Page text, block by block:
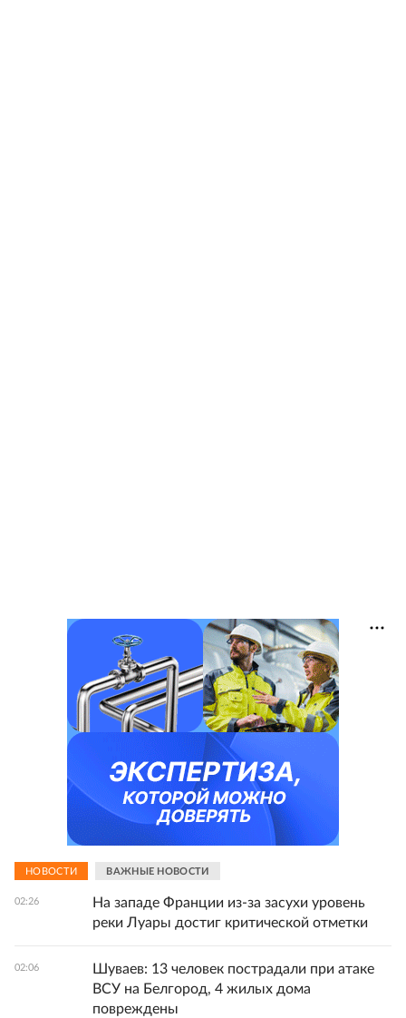
НОВОСТИ ВАЖНЫЕ НОВОСТИ
02:26
На западе Франции из-за засухи уровень
реки Луары достиг критической отметки
02:06
Шуваев: 13 человек пострадали при атаке
ВСУ на Белгород, 4 жилых дома
повреждены